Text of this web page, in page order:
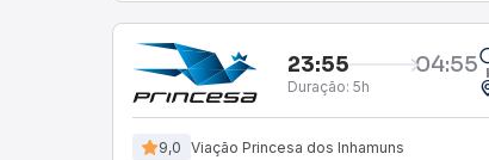
23:55 04:55
Duração: 5h
9,0 Viação Princesa dos Inhamuns